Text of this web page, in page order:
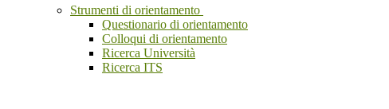
Strumenti di orientamento
Questionario di orientamento
Colloqui di orientamento
Ricerca Università
Ricerca ITS